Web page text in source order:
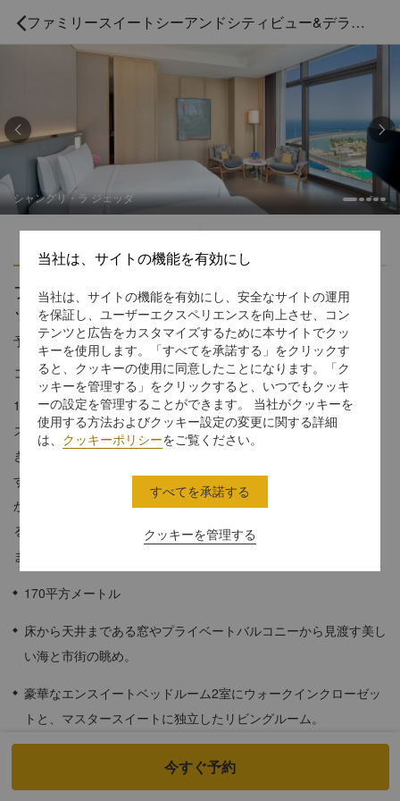
 ファミリースイートシーアンドシティビュー&デラックスルームシービューインターコネクティング
シャングリ・ラ ジェッダ
 
ファミリースイートシーアンドシティビュー&デラ
ックスルームシービューインターコネクティング
予約受付窓口の電話番号 1 866 565 5050
コーニッシュの広々とした豪華な客室
1ベッドルームホライゾンシティ&シービュースイートとデラック
スシービュールームのインターコネクティングルームは、くつろ
ぎ、遊び、またはシンプルに広いスペースを楽しむのに最適で
す。大家族またはご友人同士のグループで、曲線的なバルコニー
から市街のパノラマや海の景色を楽しんだり、床から天井まであ
る窓からたっぷりと差し込む自然光をご満喫いただくことができ
ます。
170平方メートル
床から天井まである窓やプライベートバルコニーから見渡す美し
い海と市街の眺め。
豪華なエンスイートベッドルーム2室にウォークインクローゼッ
トと、マスタースイートに独立したリビングルーム。
1キングサイズベッドと2ツインベッドで、4名様までご滞在いた
だけ、7人目のお客様もご滞在いただけるオプションもご用意し
今すぐ予約
当社は、サイトの機能を有効にし
当社は、サイトの機能を有効にし、安全なサイトの運用
を保証し、ユーザーエクスペリエンスを向上させ、コン
テンツと広告をカスタマイズするために本サイトでクッ
キーを使用します。「すべてを承諾する」をクリックす
ると、クッキーの使用に同意したことになります。「ク
ッキーを管理する」をクリックすると、いつでもクッキ
ーの設定を管理することができます。 当社がクッキーを
使用する方法およびクッキー設定の変更に関する詳細
は、 クッキーポリシーをご覧ください。
クッキーを管理する
すべてを承諾する